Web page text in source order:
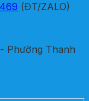
(ĐT/ZALO)
Phường Thanh